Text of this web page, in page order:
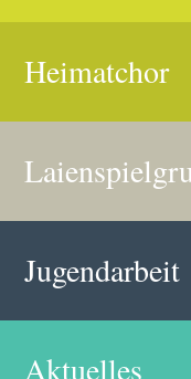
Heimatchor
Jugendarbeit
Aktuelles